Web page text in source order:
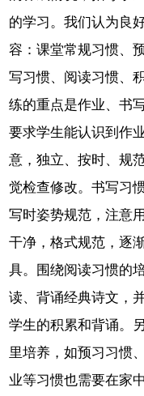
的学习。我们认为良
容：课堂常规习惯、
写习惯、阅读习惯、
练的重点是作业、书
要求学生能认识到作
意，独立、按时、规
觉检查修改。书写习
写时姿势规范，注意
干净，格式规范，逐
具。围绕阅读习惯的
读、背诵经典诗文，
学生的积累和背诵。
里培养，如预习习惯
业等习惯也需要在家